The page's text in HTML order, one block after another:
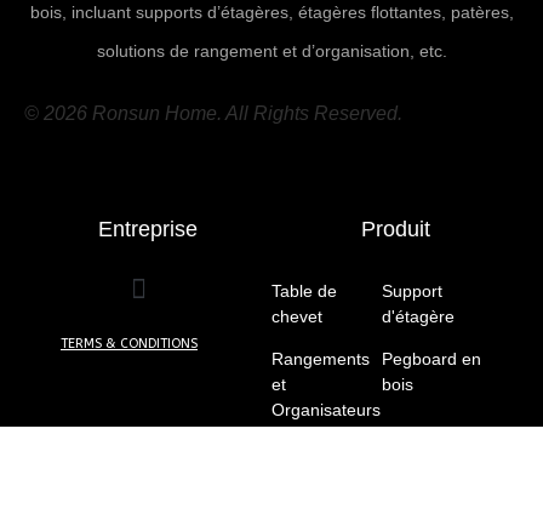
bois, incluant supports d’étagères, étagères flottantes, patères,
solutions de rangement et d’organisation, etc.
© 2026 Ronsun Home. All Rights Reserved.
Entreprise
TERMS & CONDITIONS
Produit
Table de
chevet
Support
d'étagère
Rangements
et
Organisateurs
Pegboard en
bois